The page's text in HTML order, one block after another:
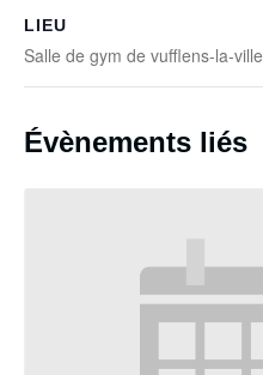
LIEU
Salle de gym de vufflens-la-ville
Évènements liés